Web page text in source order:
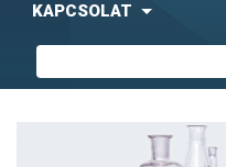
KAPCSOLAT